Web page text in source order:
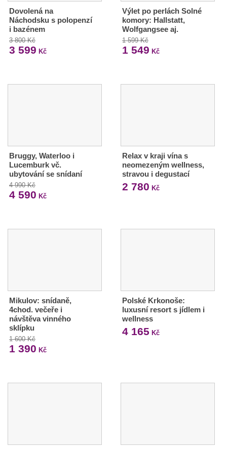
Dovolená na
Náchodsku s polopenzí
i bazénem
3 800 Kč
3 599 Kč
Výlet po perlách Solné
komory: Hallstatt,
Wolfgangsee aj.
1 599 Kč
1 549 Kč
Bruggy, Waterloo i
Lucemburk vč.
ubytování se snídaní
4 990 Kč
4 590 Kč
Relax v kraji vína s
neomezeným wellness,
stravou i degustací
2 780 Kč
Mikulov: snídaně,
4chod. večeře i
návštěva vinného
sklípku
1 600 Kč
1 390 Kč
Polské Krkonoše:
luxusní resort s jídlem i
wellness
4 165 Kč